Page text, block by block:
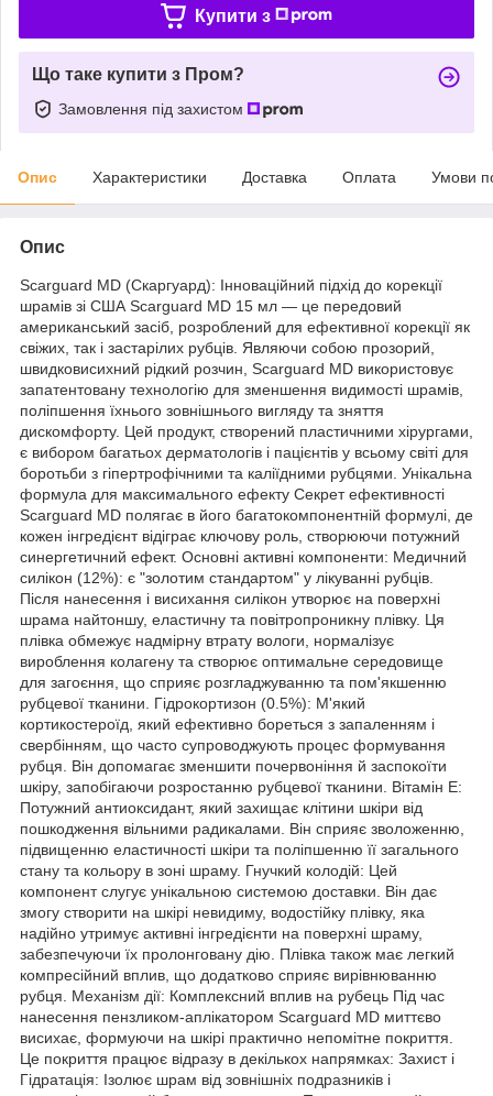
Купити з
Що таке купити з Пром?
Замовлення під захистом
Опис Характеристики Доставка Оплата Умови
Опис
Scarguard MD (Скаргуард): Інноваційний підхід до корекції
шрамів зі США Scarguard MD 15 мл — це передовий
американський засіб, розроблений для ефективної корекції як
свіжих, так і застарілих рубців. Являючи собою прозорий,
швидковисихний рідкий розчин, Scarguard MD використовує
запатентовану технологію для зменшення видимості шрамів,
поліпшення їхнього зовнішнього вигляду та зняття
дискомфорту. Цей продукт, створений пластичними хірургами,
є вибором багатьох дерматологів і пацієнтів у всьому світі для
боротьби з гіпертрофічними та каліїдними рубцями. Унікальна
формула для максимального ефекту Секрет ефективності
Scarguard MD полягає в його багатокомпонентній формулі, де
кожен інгредієнт відіграє ключову роль, створюючи потужний
синергетичний ефект. Основні активні компоненти: Медичний
силікон (12%): є "золотим стандартом" у лікуванні рубців.
Після нанесення і висихання силікон утворює на поверхні
шрама найтоншу, еластичну та повітропроникну плівку. Ця
плівка обмежує надмірну втрату вологи, нормалізує
вироблення колагену та створює оптимальне середовище
для загоєння, що сприяє розгладжуванню та пом'якшенню
рубцевої тканини. Гідрокортизон (0.5%): М'який
кортикостероїд, який ефективно бореться з запаленням і
свербінням, що часто супроводжують процес формування
рубця. Він допомагає зменшити почервоніння й заспокоїти
шкіру, запобігаючи розростанню рубцевої тканини. Вітамін Е:
Потужний антиоксидант, який захищає клітини шкіри від
пошкодження вільними радикалами. Він сприяє зволоженню,
підвищенню еластичності шкіри та поліпшенню її загального
стану та кольору в зоні шраму. Гнучкий колодій: Цей
компонент слугує унікальною системою доставки. Він дає
змогу створити на шкірі невидиму, водостійку плівку, яка
надійно утримує активні інгредієнти на поверхні шраму,
забезпечуючи їх пролонговану дію. Плівка також має легкий
компресійний вплив, що додатково сприяє вирівнюванню
рубця. Механізм дії: Комплексний вплив на рубець Під час
нанесення пензликом-аплікатором Scarguard MD миттєво
висихає, формуючи на шкірі практично непомітне покриття.
Це покриття працює відразу в декількох напрямках: Захист і
Гідратація: Ізолює шрам від зовнішніх подразників і